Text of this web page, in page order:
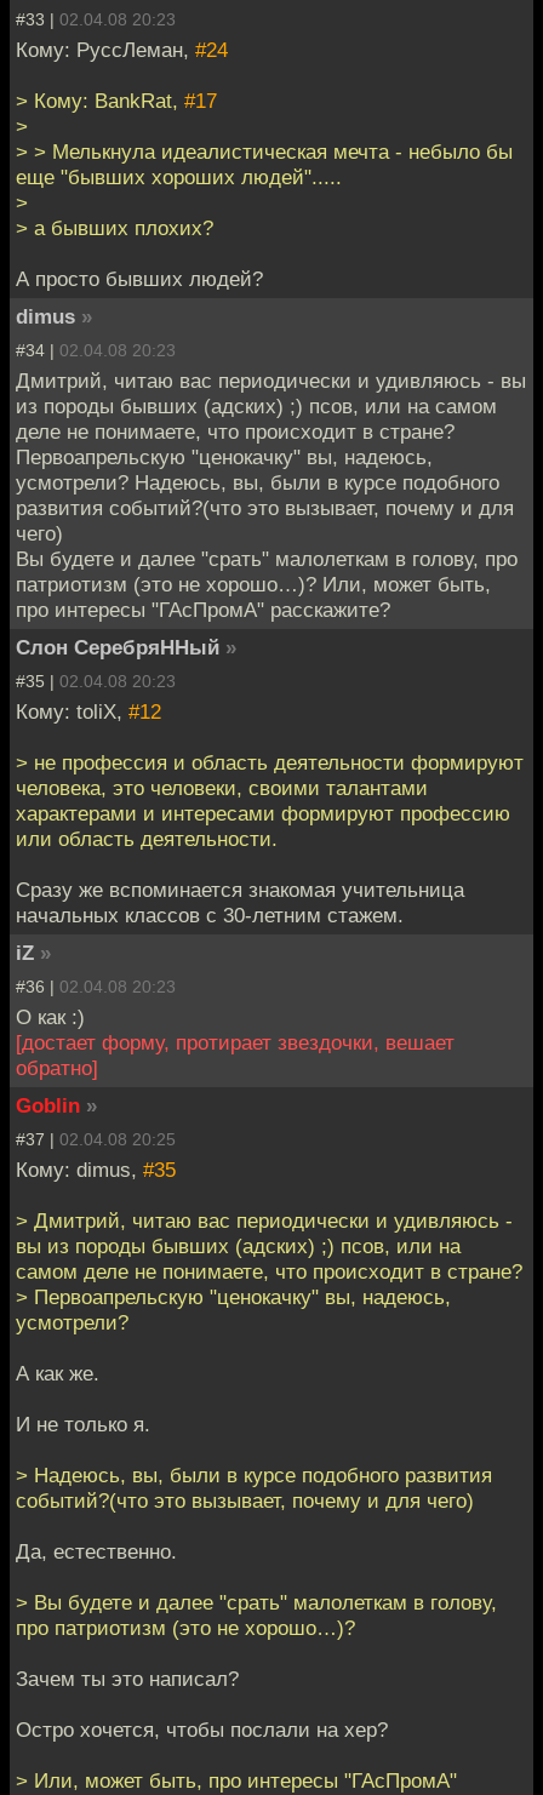
#33 | 02.04.08 20:23
Кому: РуссЛеман, #24
> Кому: BankRat, #17
>
> > Мелькнула идеалистическая мечта - небыло бы
еще "бывших хороших людей".....
>
> а бывших плохих?
А просто бывших людей?
dimus »
#34 | 02.04.08 20:23
Дмитрий, читаю вас периодически и удивляюсь - вы
из породы бывших (адских) ;) псов, или на самом
деле не понимаете, что происходит в стране?
Первоапрельскую "ценокачку" вы, надеюсь,
усмотрели? Надеюсь, вы, были в курсе подобного
развития событий?(что это вызывает, почему и для
чего)
Вы будете и далее "срать" малолеткам в голову, про
патриотизм (это не хорошо…)? Или, может быть,
про интересы "ГАсПромА" расскажите?
Слон СеребряННый »
#35 | 02.04.08 20:23
Кому: toliX, #12
> не профессия и область деятельности формируют
человека, это человеки, своими талантами
характерами и интересами формируют профессию
или область деятельности.
Сразу же вспоминается знакомая учительница
начальных классов с 30-летним стажем.
iZ »
#36 | 02.04.08 20:23
О как :)
[достает форму, протирает звездочки, вешает
обратно]
Goblin »
#37 | 02.04.08 20:25
Кому: dimus, #35
> Дмитрий, читаю вас периодически и удивляюсь -
вы из породы бывших (адских) ;) псов, или на
самом деле не понимаете, что происходит в стране?
> Первоапрельскую "ценокачку" вы, надеюсь,
усмотрели?
А как же.
И не только я.
> Надеюсь, вы, были в курсе подобного развития
событий?(что это вызывает, почему и для чего)
Да, естественно.
> Вы будете и далее "срать" малолеткам в голову,
про патриотизм (это не хорошо…)?
Зачем ты это написал?
Остро хочется, чтобы послали на хер?
> Или, может быть, про интересы "ГАсПромА"